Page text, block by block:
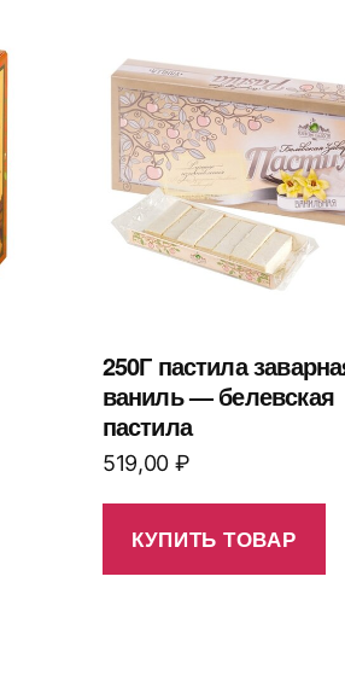
250Г пастила
ваниль — белевская
пастила
519,00 ₽
КУПИТЬ ТОВАР